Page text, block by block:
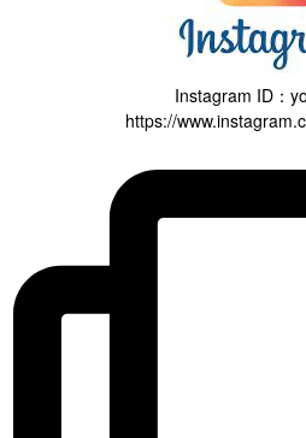
Instagram ID：
https://